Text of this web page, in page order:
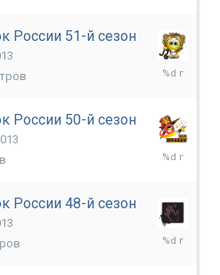
России 51-й сезон
16
России 50-й сезон
11
России 48-й сезон
21